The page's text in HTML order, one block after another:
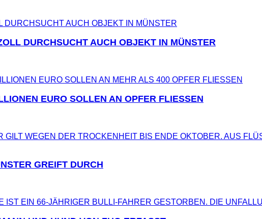
DURCHSUCHT AUCH OBJEKT IN MÜNSTER
EURO SOLLEN AN OPFER FLIESSEN
GREIFT DURCH